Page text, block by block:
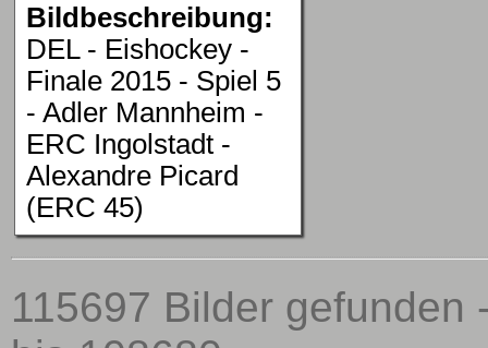
Bildbeschreibung:
DEL - Eishockey -
Finale 2015 - Spiel 5
- Adler Mannheim -
ERC Ingolstadt -
Alexandre Picard
(ERC 45)
115697 Bilder gefunden